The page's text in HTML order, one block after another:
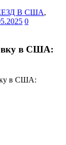
В США,
0
в США: